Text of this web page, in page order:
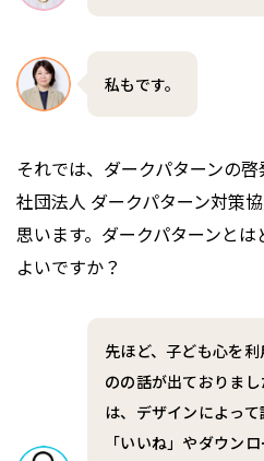
私もです。
それでは、ダークパターンの
社団法人 ダークパターン対策
思います。ダークパターンと
よいですか？
先ほど、子ども心を
のの話が出ておりま
は、デザインによっ
「いいね」やダウン